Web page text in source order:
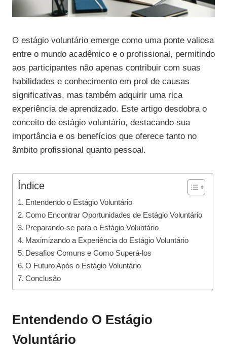
O estágio voluntário emerge como uma ponte valiosa
entre o mundo acadêmico e o profissional, permitindo
aos participantes não apenas contribuir com suas
habilidades e conhecimento em prol de causas
significativas, mas também adquirir uma rica
experiência de aprendizado. Este artigo desdobra o
conceito de estágio voluntário, destacando sua
importância e os benefícios que oferece tanto no
âmbito profissional quanto pessoal.
Índice
Entendendo o Estágio Voluntário
Como Encontrar Oportunidades de Estágio Voluntário
Preparando-se para o Estágio Voluntário
Maximizando a Experiência do Estágio Voluntário
Desafios Comuns e Como Superá-los
O Futuro Após o Estágio Voluntário
Conclusão
Entendendo O Estágio
Voluntário